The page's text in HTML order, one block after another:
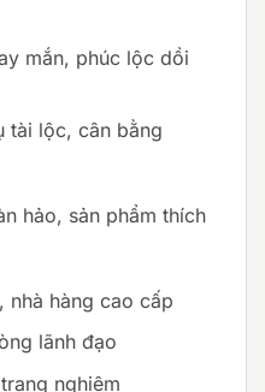
mắn, phúc lộc dồi
tài lộc, cân bằng
hảo, sản phẩm thích
nhà hàng cao cấp
lãnh đạo
nghiêm